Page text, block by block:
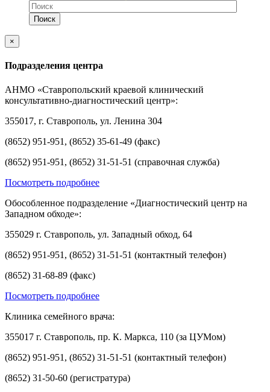
×
Подразделения центра
АНМО «Ставропольский краевой клинический
консультативно-диагностический центр»:
355017, г. Ставрополь, ул. Ленина 304
(8652) 951-951, (8652) 35-61-49 (факс)
(8652) 951-951, (8652) 31-51-51 (справочная служба)
Посмотреть подробнее
Обособленное подразделение «Диагностический центр на
Западном обходе»:
355029 г. Ставрополь, ул. Западный обход, 64
(8652) 951-951, (8652) 31-51-51 (контактный телефон)
(8652) 31-68-89 (факс)
Посмотреть подробнее
Клиника семейного врача:
355017 г. Ставрополь, пр. К. Маркса, 110 (за ЦУМом)
(8652) 951-951, (8652) 31-51-51 (контактный телефон)
(8652) 31-50-60 (регистратура)